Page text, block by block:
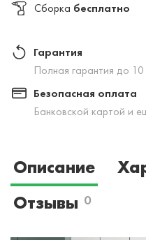
Сборка бесплатно
Гарантия
Полная гарантия до 10
Безопасная оплата
Банковской картой и
Описание
Отзывы 0